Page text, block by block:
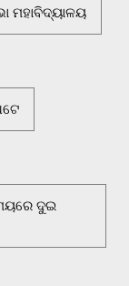
ମହାବିଦ୍ୟାଳୟ
ଦୁଇ